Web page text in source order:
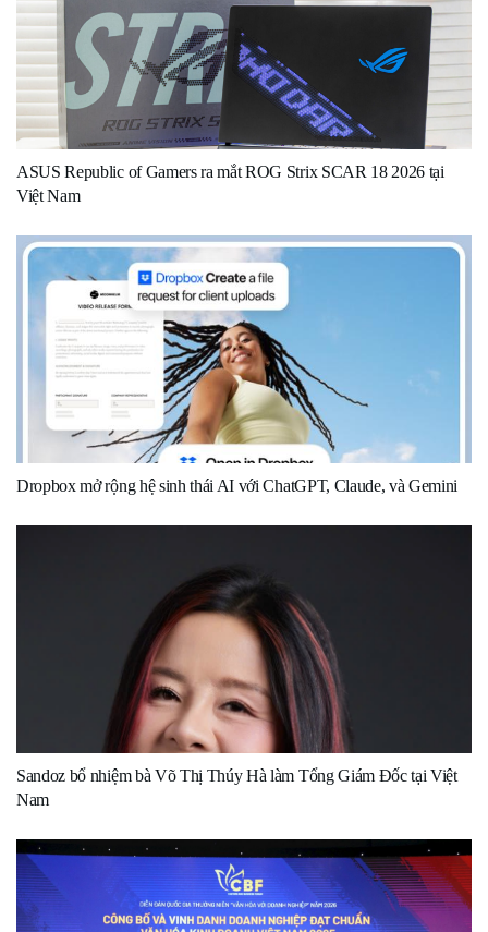
ASUS Republic of Gamers ra mắt ROG Strix SCAR 18 2026 tại
Việt Nam
Dropbox mở rộng hệ sinh thái AI với ChatGPT, Claude, và Gemini
Sandoz bổ nhiệm bà Võ Thị Thúy Hà làm Tổng Giám Đốc tại Việt
Nam